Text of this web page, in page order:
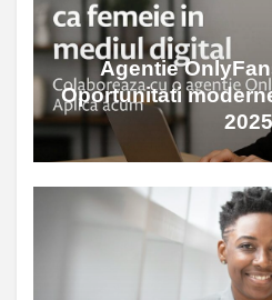
Agentie
Oportunitati
2025